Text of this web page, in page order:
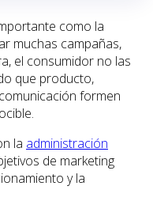
como la
muchas campañas,
el consumidor no las
que producto,
formen
la administración
de marketing
y la